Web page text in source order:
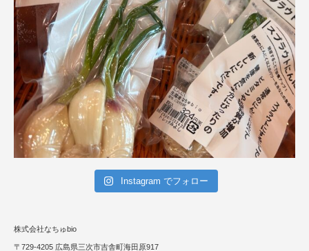
Instagram でフォロー
株式会社なちゅbio
〒729-4205 広島県三次市吉舎町海田原917